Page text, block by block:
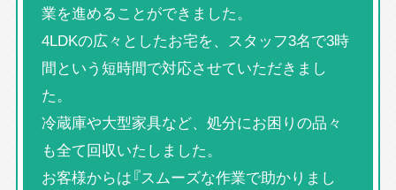
業を進めることができました。
4LDKの広々としたお宅を、スタッフ3名で3時
間という短時間で対応させていただきまし
た。
冷蔵庫や大型家具など、処分にお困りの品々
も全て回収いたしました。
お客様からは『スムーズな作業で助かりまし